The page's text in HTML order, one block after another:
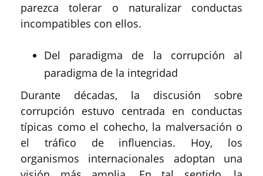
parezca tolerar o naturalizar conductas
incompatibles con ellos.
Del paradigma de la corrupción al
paradigma de la integridad
Durante décadas, la discusión sobre
corrupción estuvo centrada en conductas
típicas como el cohecho, la malversación o
el tráfico de influencias. Hoy, los
organismos internacionales adoptan una